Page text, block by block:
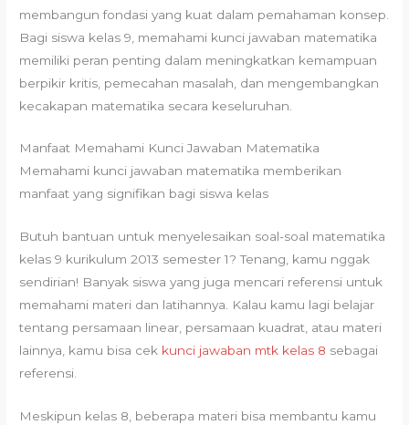
membangun fondasi yang kuat dalam pemahaman konsep.
Bagi siswa kelas 9, memahami kunci jawaban matematika
memiliki peran penting dalam meningkatkan kemampuan
berpikir kritis, pemecahan masalah, dan mengembangkan
kecakapan matematika secara keseluruhan.
Manfaat Memahami Kunci Jawaban Matematika
Memahami kunci jawaban matematika memberikan
manfaat yang signifikan bagi siswa kelas
Butuh bantuan untuk menyelesaikan soal-soal matematika
kelas 9 kurikulum 2013 semester 1? Tenang, kamu nggak
sendirian! Banyak siswa yang juga mencari referensi untuk
memahami materi dan latihannya. Kalau kamu lagi belajar
tentang persamaan linear, persamaan kuadrat, atau materi
lainnya, kamu bisa cek kunci jawaban mtk kelas 8 sebagai
referensi.
Meskipun kelas 8, beberapa materi bisa membantu kamu